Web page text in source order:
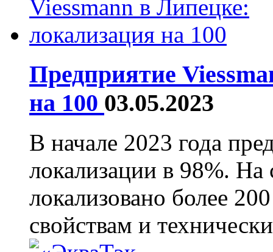
Предприятие
на 100 03.05.2023
В начале 2023 года
локализации в 98%.
локализовано более
свойствам и